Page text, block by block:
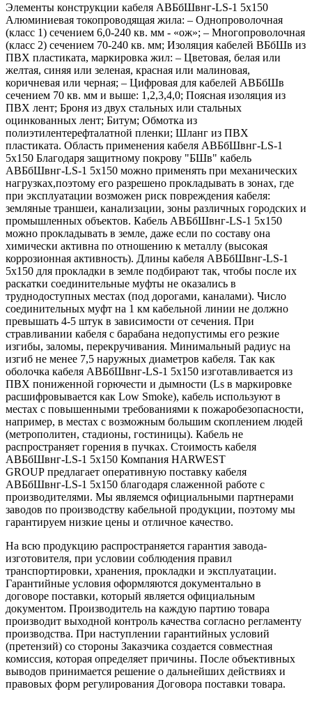
Элементы конструкции кабеля АВБбШвнг-LS-1 5х150
Алюминиевая токопроводящая жила: – Однопроволочная
(класс 1) сечением 6,0-240 кв. мм - «ож»; – Многопроволочная
(класс 2) сечением 70-240 кв. мм; Изоляция кабелей ВБбШв из
ПВХ пластиката, маркировка жил: – Цветовая, белая или
желтая, синяя или зеленая, красная или малиновая,
коричневая или черная; – Цифровая для кабелей АВБбШв
сечением 70 кв. мм и выше: 1,2,3,4,0; Поясная изоляция из
ПВХ лент; Броня из двух стальных или стальных
оцинкованных лент; Битум; Обмотка из
полиэтилентерефталатной пленки; Шланг из ПВХ
пластиката. Область применения кабеля АВБбШвнг-LS-1
5х150 Благодаря защитному покрову "БШв" кабель
АВБбШвнг-LS-1 5х150 можно применять при механических
нагрузках,поэтому его разрешено прокладывать в зонах, где
при эксплуатации возможен риск повреждения кабеля:
земляные траншеи, канализации, зоны различных городских и
промышленных объектов. Кабель АВБбШвнг-LS-1 5х150
можно прокладывать в земле, даже если по составу она
химически активна по отношению к металлу (высокая
коррозионная активность). Длины кабеля АВБбШвнг-LS-1
5х150 для прокладки в земле подбирают так, чтобы после их
раскатки соединительные муфты не оказались в
труднодоступных местах (под дорогами, каналами). Число
соединительных муфт на 1 км кабельной линии не должно
превышать 4-5 штук в зависимости от сечения. При
стравливании кабеля с барабана недопустимы его резкие
изгибы, заломы, перекручивания. Минимальный радиус на
изгиб не менее 7,5 наружных диаметров кабеля. Так как
оболочка кабеля АВБбШвнг-LS-1 5х150 изготавливается из
ПВХ пониженной горючести и дымности (Ls в маркировке
расшифровывается как Low Smoke), кабель используют в
местах с повышенными требованиями к пожаробезопасности,
например, в местах с возможным большим скоплением людей
(метрополитен, стадионы, гостиницы). Кабель не
распространяет горения в пучках. Стоимость кабеля
АВБбШвнг-LS-1 5х150 Компания HARWEST
GROUP предлагает оперативную поставку кабеля
АВБбШвнг-LS-1 5х150 благодаря слаженной работе с
производителями. Мы являемся официальными партнерами
заводов по производству кабельной продукции, поэтому мы
гарантируем низкие цены и отличное качество.
На всю продукцию распространяется гарантия завода-
изготовителя, при условии соблюдения правил
транспортировки, хранения, прокладки и эксплуатации.
Гарантийные условия оформляются документально в
договоре поставки, который является официальным
документом. Производитель на каждую партию товара
производит выходной контроль качества согласно регламенту
производства. При наступлении гарантийных условий
(претензий) со стороны Заказчика создается совместная
комиссия, которая определяет причины. После объективных
выводов принимается решение о дальнейших действиях и
правовых форм регулирования Договора поставки товара.